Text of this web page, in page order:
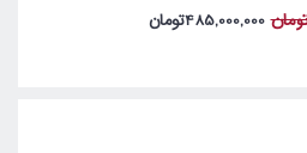
485,000,000تومان